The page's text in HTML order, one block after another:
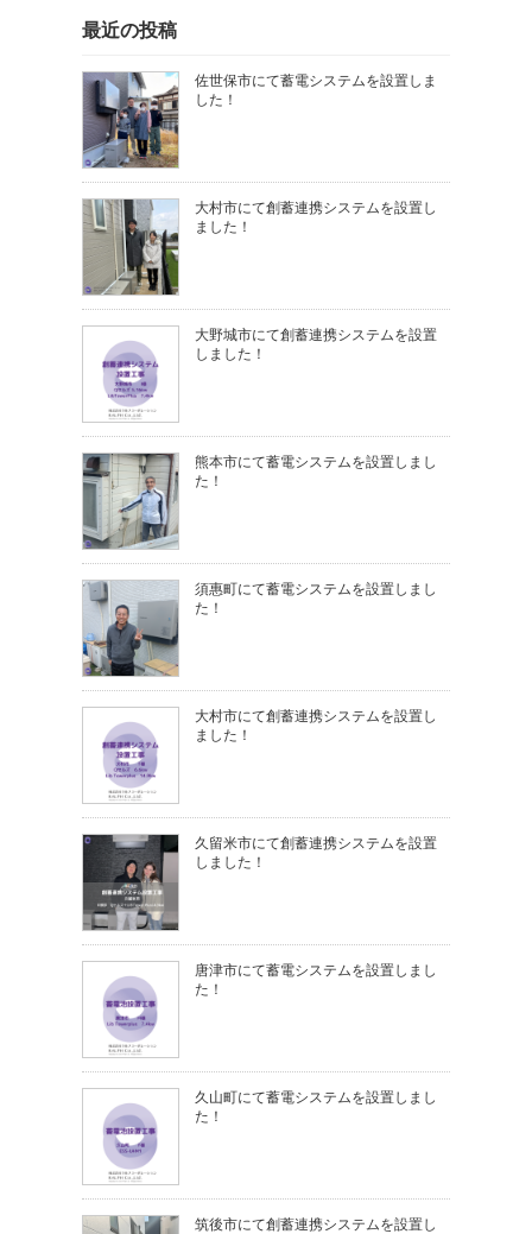
最近の投稿
佐世保市にて蓄電システムを設置しま
した！
大村市にて創蓄連携システムを設置し
ました！
大野城市にて創蓄連携システムを設置
しました！
熊本市にて蓄電システムを設置しまし
た！
須惠町にて蓄電システムを設置しまし
た！
大村市にて創蓄連携システムを設置し
ました！
久留米市にて創蓄連携システムを設置
しました！
唐津市にて蓄電システムを設置しまし
た！
久山町にて蓄電システムを設置しまし
た！
筑後市にて創蓄連携システムを設置し